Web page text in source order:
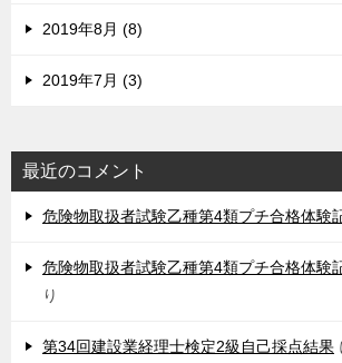
2019年8月 (8)
2019年7月 (3)
最近のコメント
危険物取扱者試験乙種第4類プチ合格体験
危険物取扱者試験乙種第4類プチ合格体験
り
第34回建設業経理士検定2級自己採点結果